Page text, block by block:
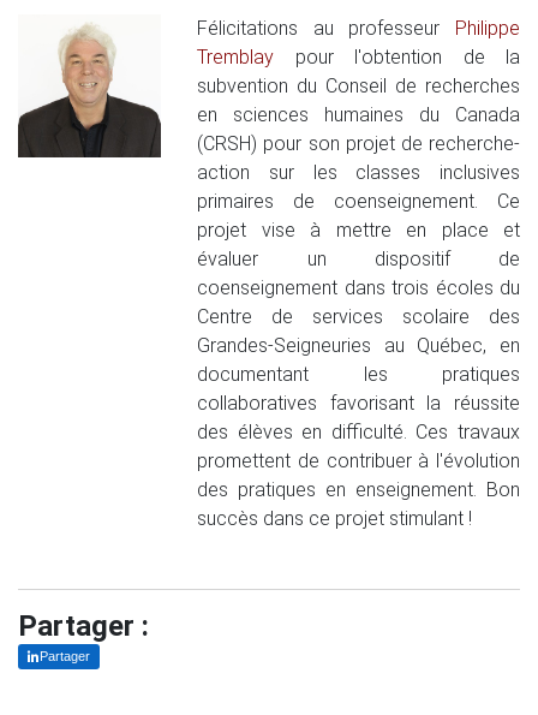
Félicitations au professeur Philippe
Tremblay pour l'obtention de la
subvention du Conseil de recherches
en sciences humaines du Canada
(CRSH) pour son projet de recherche-
action sur les classes inclusives
primaires de coenseignement. Ce
projet vise à mettre en place et
évaluer un dispositif de
coenseignement dans trois écoles du
Centre de services scolaire des
Grandes-Seigneuries au Québec, en
documentant les pratiques
collaboratives favorisant la réussite
des élèves en difficulté. Ces travaux
promettent de contribuer à l'évolution
des pratiques en enseignement. Bon
succès dans ce projet stimulant !
Partager :
Partager